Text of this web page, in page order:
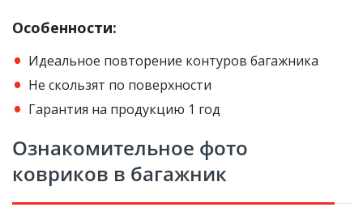
Особенности:
Идеальное повторение контуров багажника
Не скользят по поверхности
Гарантия на продукцию 1 год
Ознакомительное фото
ковриков в багажник